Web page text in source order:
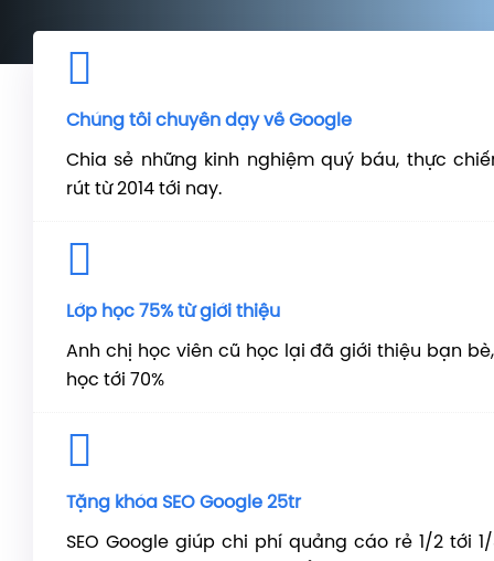
Chúng tôi chuyên dạy về Google
Chia sẻ những kinh nghiệm quý báu, thực
rút từ 2014 tới nay.
Lớp học 75% từ giới thiệu
Anh chị học viên cũ học lại đã giới thiệu bạn
học tới 70%
Tặng khóa SEO Google 25tr
SEO Google giúp chi phí quảng cáo rẻ 1/2 tới